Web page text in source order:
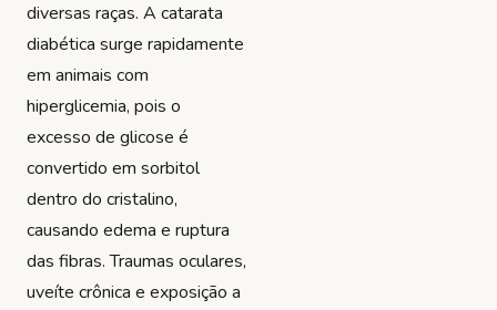
diversas raças. A catarata
diabética surge rapidamente
em animais com
hiperglicemia, pois o
excesso de glicose é
convertido em sorbitol
dentro do cristalino,
causando edema e ruptura
das fibras. Traumas oculares,
uveíte crônica e exposição a